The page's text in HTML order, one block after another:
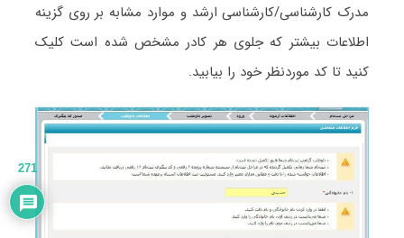
مدرک کارشناسی/کارشناسی ارشد و موارد مشابه بر روی گزینه
اطلاعات بیشتر که جلوی هر کادر مشخص شده است کلیک
کنید تا کد موردنظر خود را بیابید.
271